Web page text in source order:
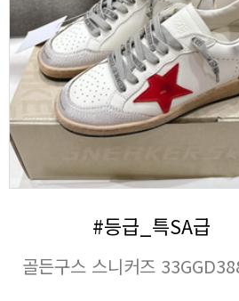
#등급_특SA급
골든구스 스니커즈